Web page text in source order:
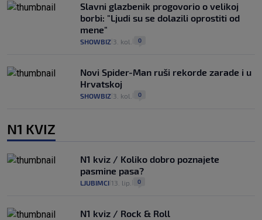
Slavni glazbenik progovorio o velikoj
borbi: "Ljudi su se dolazili oprostiti od
mene"
SHOWBIZ 3. kol. 0
Novi Spider-Man ruši rekorde zarade i u
Hrvatskoj
SHOWBIZ 3. kol. 0
N1 KVIZ
N1 kviz / Koliko dobro poznajete
pasmine pasa?
LJUBIMCI 13. lip. 0
N1 kviz / Rock & Roll